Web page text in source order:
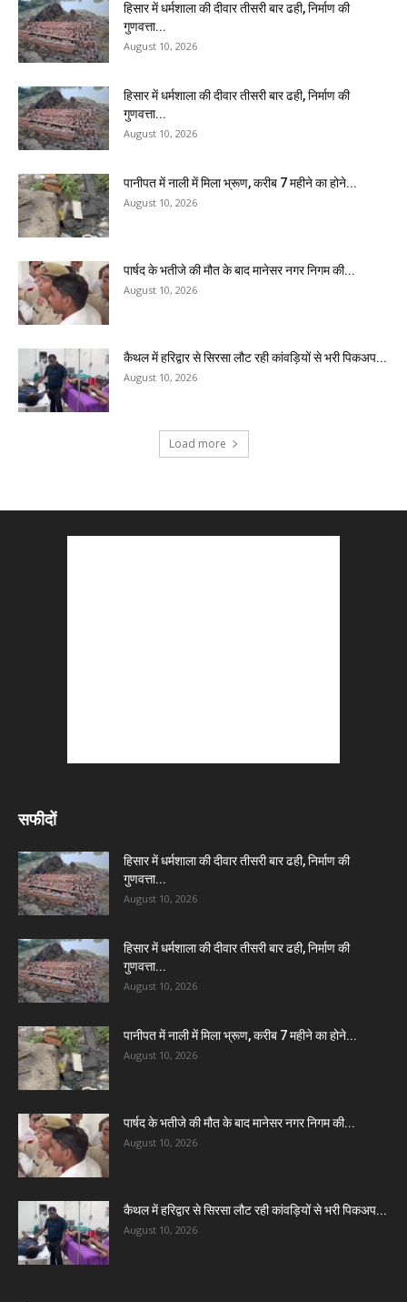
हिसार में धर्मशाला की दीवार तीसरी बार ढही, निर्माण की
गुणवत्ता...
August 10, 2026
हिसार में धर्मशाला की दीवार तीसरी बार ढही, निर्माण की
गुणवत्ता...
August 10, 2026
पानीपत में नाली में मिला भ्रूण, करीब 7 महीने का होने...
August 10, 2026
पार्षद के भतीजे की मौत के बाद मानेसर नगर निगम की...
August 10, 2026
कैथल में हरिद्वार से सिरसा लौट रही कांवड़ियों से भरी पिकअप...
August 10, 2026
Load more
सफीदों
हिसार में धर्मशाला की दीवार तीसरी बार ढही, निर्माण की
गुणवत्ता...
August 10, 2026
हिसार में धर्मशाला की दीवार तीसरी बार ढही, निर्माण की
गुणवत्ता...
August 10, 2026
पानीपत में नाली में मिला भ्रूण, करीब 7 महीने का होने...
August 10, 2026
पार्षद के भतीजे की मौत के बाद मानेसर नगर निगम की...
August 10, 2026
कैथल में हरिद्वार से सिरसा लौट रही कांवड़ियों से भरी पिकअप...
August 10, 2026